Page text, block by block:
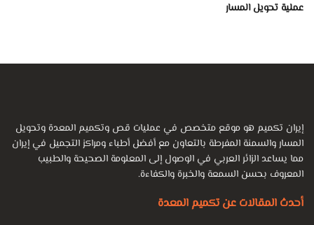
عملية تحويل المسار
إيران تكميم هو موقع متخصص في عمليات قص وتكميم المعدة وتحويل
المسار والسمنة المفرطة بالتعاون مع أفضل أطباء ومراكز التجميل في إيران
مما يساعد الزائر العربي في الوصول إلى المعلومة الصحيحة والطبيب
المعروف بحسن السمعة والخبرة والكفاءة.
أحدث المقالات عن تكميم المعدة